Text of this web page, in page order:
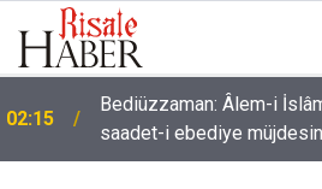
01:45 Cimrilik etme ki, Allah da